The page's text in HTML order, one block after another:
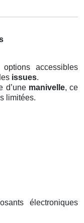
accessibles
issues.
d’une manivelle, ce
limitées.
électroniques